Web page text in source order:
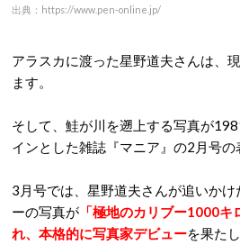
出典：https://www.pen-online.jp/
アラスカに渡った星野道夫さんは、
ます。
そして、鮭が川を遡上する写真が
インとした雑誌『マニア』の2月号の
3月号では、星野道夫さんが追いか
ーの写真が 「極地のカリブー1000
れ、本格的に写真家デビューを果た